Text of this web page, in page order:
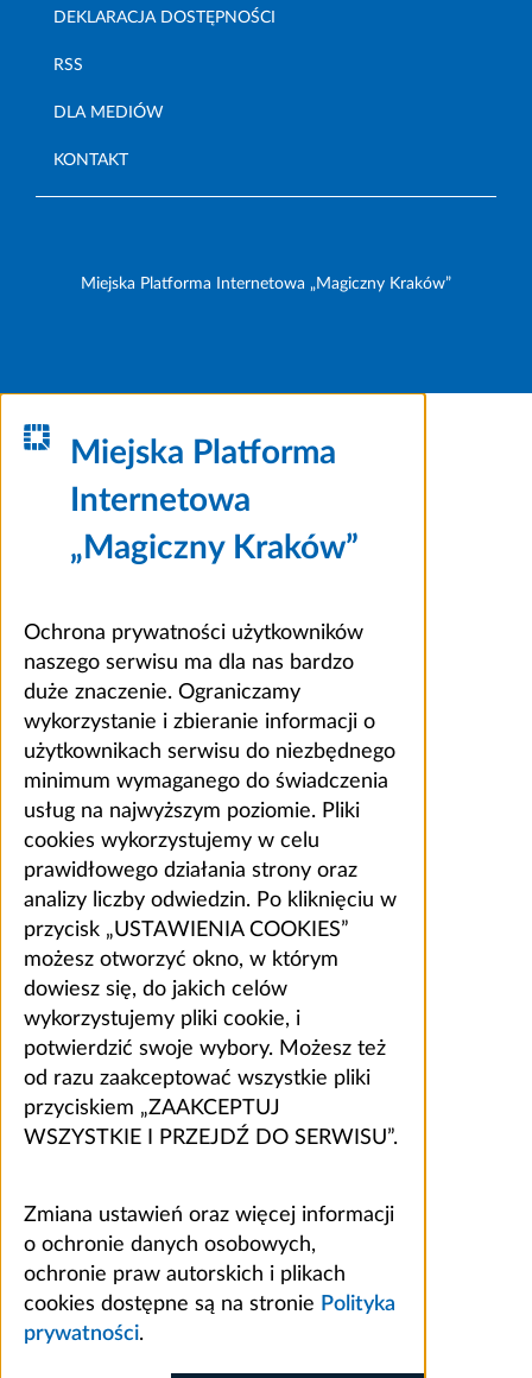
DEKLARACJA DOSTĘPNOŚCI
RSS
DLA MEDIÓW
KONTAKT
Miejska Platforma Internetowa „Magiczny Kraków”
Miejska Platforma
Internetowa
„Magiczny Kraków”
Ochrona prywatności użytkowników
naszego serwisu ma dla nas bardzo
duże znaczenie. Ograniczamy
wykorzystanie i zbieranie informacji o
użytkownikach serwisu do niezbędnego
minimum wymaganego do świadczenia
usług na najwyższym poziomie. Pliki
cookies wykorzystujemy w celu
prawidłowego działania strony oraz
analizy liczby odwiedzin. Po kliknięciu w
przycisk „USTAWIENIA COOKIES”
możesz otworzyć okno, w którym
dowiesz się, do jakich celów
wykorzystujemy pliki cookie, i
potwierdzić swoje wybory. Możesz też
od razu zaakceptować wszystkie pliki
przyciskiem „ZAAKCEPTUJ
WSZYSTKIE I PRZEJDŹ DO SERWISU”.
Zmiana ustawień oraz więcej informacji
o ochronie danych osobowych,
ochronie praw autorskich i plikach
cookies dostępne są na stronie Polityka
prywatności.